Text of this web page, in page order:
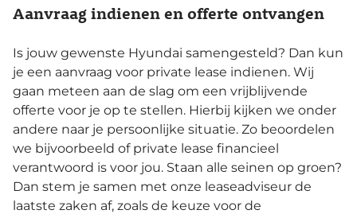
Aanvraag indienen en offerte ontvangen
Is jouw gewenste Hyundai samengesteld? Dan kun
je een aanvraag voor private lease indienen. Wij
gaan meteen aan de slag om een vrijblijvende
offerte voor je op te stellen. Hierbij kijken we onder
andere naar je persoonlijke situatie. Zo beoordelen
we bijvoorbeeld of private lease financieel
verantwoord is voor jou. Staan alle seinen op groen?
Dan stem je samen met onze leaseadviseur de
laatste zaken af, zoals de keuze voor de